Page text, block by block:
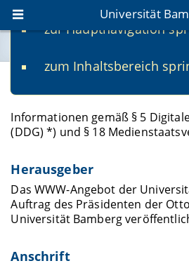
zur Hauptnavigation
zum Inhaltsbereich
Universität
www.uni-
Impressum
Informationen gemäß § 5
(DDG) *) und § 18
Herausgeber
Das WWW-Angebot der
Auftrag des Präsidenten der
Universität Bamberg
Anschrift